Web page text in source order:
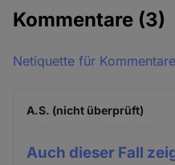
Kommentare (3)
Netiquette für Kommentare
A.S. (nicht überprüft)
Auch dieser Fall